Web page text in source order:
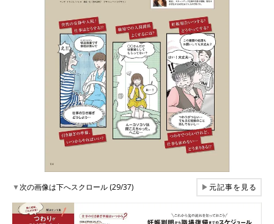
▼次の画像は下へスクロール (29/37) ▶元記事を見る